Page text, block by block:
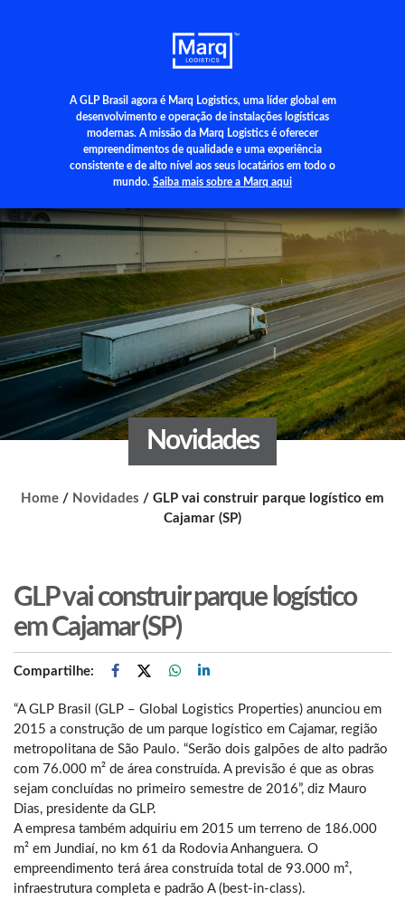
A GLP Brasil agora é Marq Logistics, uma líder global em
desenvolvimento e operação de instalações logísticas
modernas. A missão da Marq Logistics é oferecer
empreendimentos de qualidade e uma experiência
consistente e de alto nível aos seus locatários em todo o
mundo. Saiba mais sobre a Marq aqui
+55 (11) 3500-3700
Novidades
Home / Novidades / GLP vai construir parque logístico em
Cajamar (SP)
GLP vai construir parque logístico
em Cajamar (SP)
Compartilhe:
“A GLP Brasil (GLP – Global Logistics Properties) anunciou em
2015 a construção de um parque logístico em Cajamar, região
metropolitana de São Paulo. “Serão dois galpões de alto padrão
com 76.000 m² de área construída. A previsão é que as obras
sejam concluídas no primeiro semestre de 2016”, diz Mauro
Dias, presidente da GLP.
A empresa também adquiriu em 2015 um terreno de 186.000
m² em Jundiaí, no km 61 da Rodovia Anhanguera. O
empreendimento terá área construída total de 93.000 m²,
infraestrutura completa e padrão A (best-in-class).